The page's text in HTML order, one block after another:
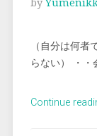
by
（自分は何
らない） ・・
Continue